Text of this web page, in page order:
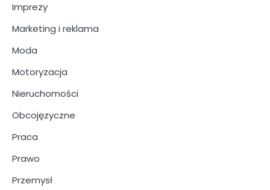
Imprezy
Marketing i reklama
Moda
Motoryzacja
Nieruchomości
Obcojęzyczne
Praca
Prawo
Przemysł